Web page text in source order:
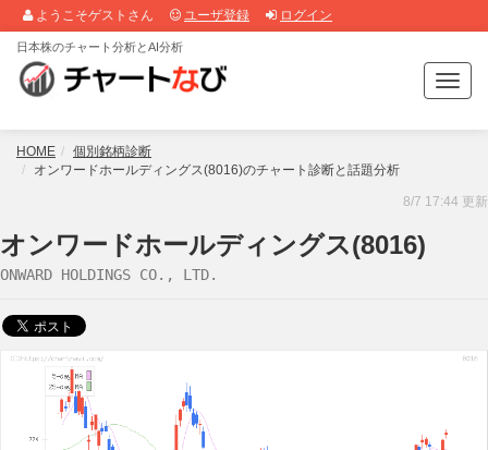
ようこそゲストさん ユーザ登録 ログイン
T
o
g
日本株のチャート分析とAI分析
HOME
個別銘柄診断
オンワードホールディングス(8016)のチャート診断と話題分析
8/7 17:44 更新
オンワードホールディングス(8016)
ONWARD HOLDINGS CO., LTD.